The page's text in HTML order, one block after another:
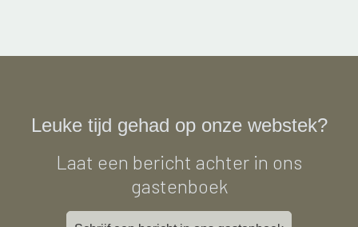
Leuke tijd gehad op onze webstek?
Laat een bericht achter in ons
gastenboek